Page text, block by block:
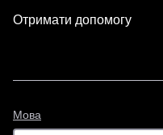
Отримати допомогу
Мова